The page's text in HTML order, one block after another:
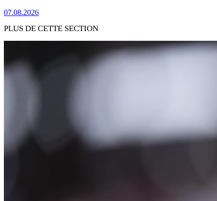
07.08.2026
PLUS DE CETTE SECTION